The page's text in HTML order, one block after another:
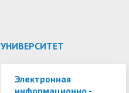
УНИВЕРСИТЕТ
Электронная
информационно -